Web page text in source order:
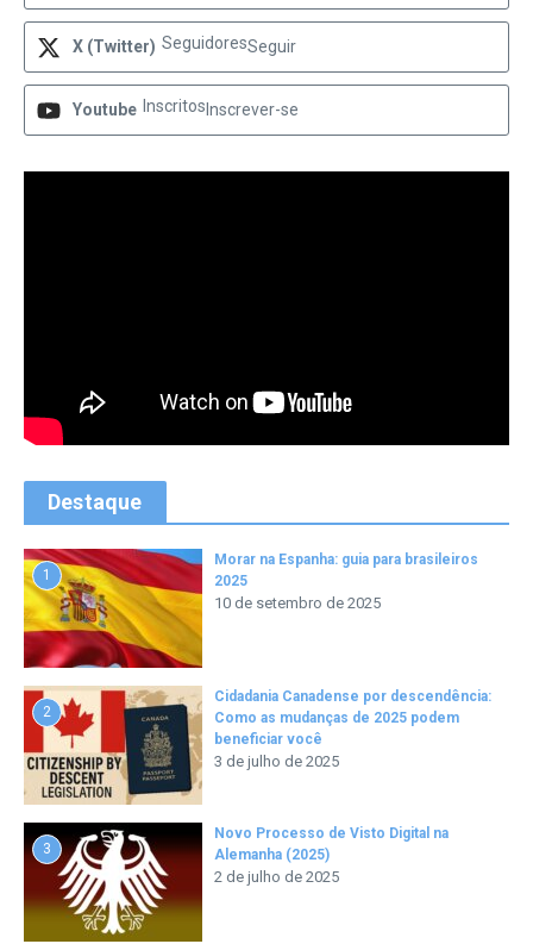
X (Twitter) SeguidoresSeguir
Youtube Inscritos Inscrever-se
Destaque
1
Morar na Espanha: guia para brasileiros
2025
10 de setembro de 2025
2
Cidadania Canadense por descendência:
Como as mudanças de 2025 podem
beneficiar você
3 de julho de 2025
3
Novo Processo de Visto Digital na
Alemanha (2025)
2 de julho de 2025